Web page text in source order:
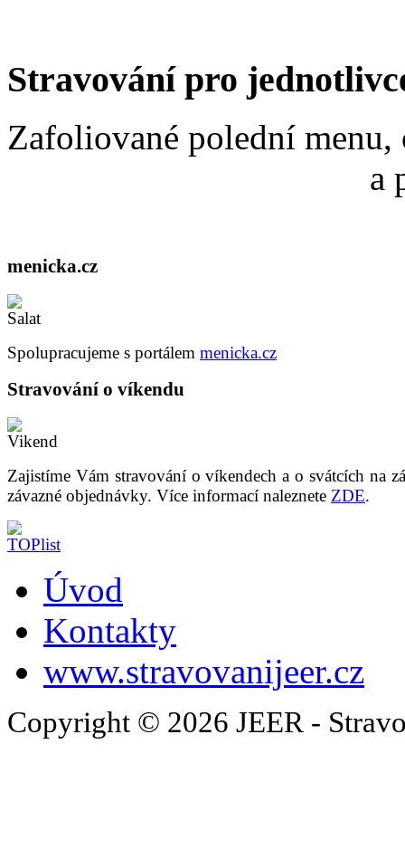
Stravování pro
Zafoliované polední menu,
a
menicka.cz
Spolupracujeme s portálem menicka.cz
Stravování o víkendu
Zajistíme Vám stravování o víkendech a o svátcích na
závazné objednávky. Více informací naleznete ZDE.
Úvod
Kontakty
www.stravovanijeer.cz
Copyright © 2026 JEER -